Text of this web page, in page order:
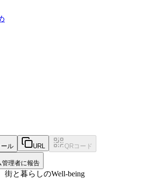
ール URL QRコード
管理者に報告
と暮らしのWell-being